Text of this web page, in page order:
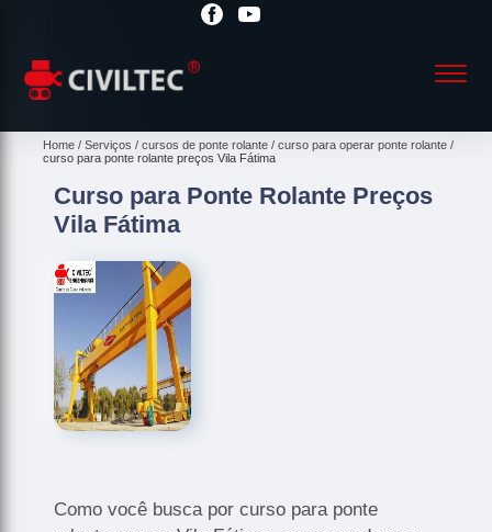
Home Serviços cursos de ponte rolante
curso para operar ponte rolante
curso para ponte rolante preços Vila Fátima
Curso para Ponte Rolante Preços
Vila Fátima
Como você busca por curso para ponte